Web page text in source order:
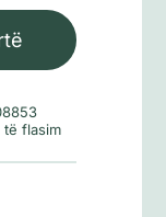
të flasim